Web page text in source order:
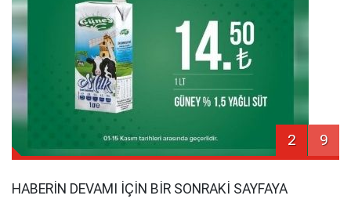
2 9
HABERİN DEVAMI İÇİN BİR SONRAKİ SAYFAYA